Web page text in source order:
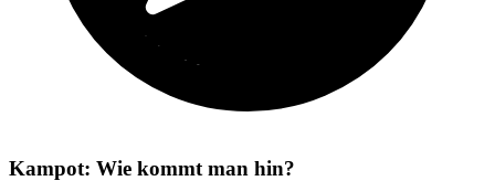
Kampot: Wie kommt man hin?